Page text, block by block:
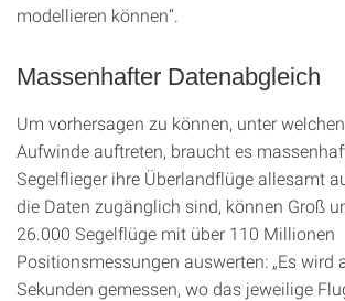
modellieren können“.
Massenhafter Datenabgleich
Um vorhersagen zu können, unter
Aufwinde auftreten, braucht es
Segelflieger ihre Überlandflüge allesamt
die Daten zugänglich sind, können Groß
26.000 Segelflüge mit über 110 Millionen
Positionsmessungen auswerten: „Es wird
Sekunden gemessen, wo das jeweilige